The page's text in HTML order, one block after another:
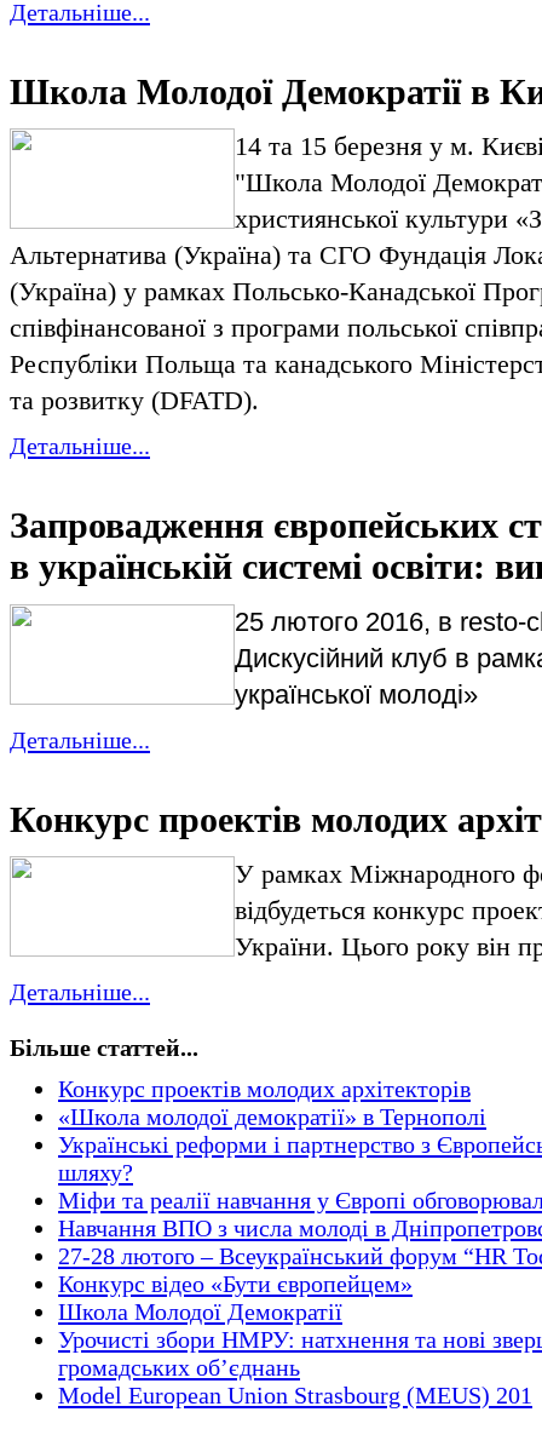
Детальніше...
Школа Молодої Демократії в
14 та 15 березня у м.
"Школа Молодої
християнської культури
Альтернатива (Україна) та СГО Фундація
(Україна) у рамках Польсько-Канадської
співфінансованої з програми польської
Республіки Польща та канадського
та розвитку (DFATD).
Детальніше...
Запровадження європейських
в українській системі освіти:
25 лютого 2016, в resto-
Дискусійний клуб в
української молоді»
Детальніше...
Конкурс проектів молодих
У рамках Міжнародного
відбудеться конкурс
України. Цього року він
Детальніше...
Більше статтей...
Конкурс проектів молодих архітекторів
«Школа молодої демократії» в Тернополі
Українські реформи і партнерство з
шляху?
Міфи та реалії навчання у Європі
Навчання ВПО з числа молоді в
27-28 лютого – Всеукраїнський форум “HR
Конкурс відео «Бути європейцем»
Школа Молодої Демократії
Урочисті збори НМРУ: натхнення та нові
громадських об’єднань
Model European Union Strasbourg (MEUS) 201